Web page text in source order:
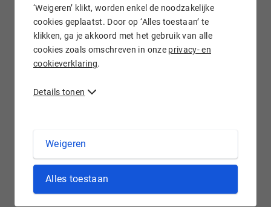
‘Weigeren’ klikt, worden enkel de noodzakelijke
cookies geplaatst. Door op ‘Alles toestaan’ te
klikken, ga je akkoord met het gebruik van alle
cookies zoals omschreven in onze privacy- en
cookieverklaring.
Details tonen
Weigeren
Alles toestaan
Wij staan voor je klaar!
.FIT domein registreren bij Hostnet
Geef je adviezen over voeding of een gezonde levensstijl?
Ben je een healthcoach of fitnesstrainer? Kies dan voor een
domeinnaam. Met een .fit domein geef je direct aan